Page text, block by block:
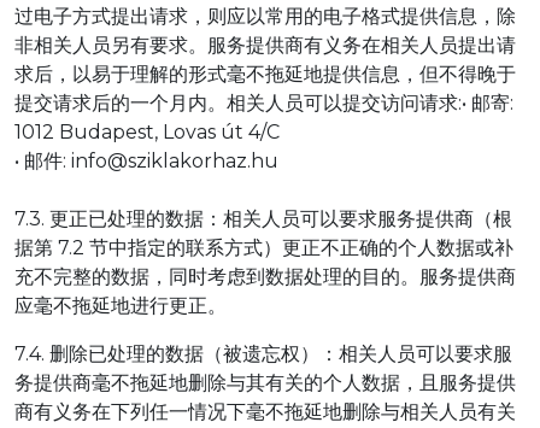
过电子方式提出请求，则应以常用的电子格式提供信息，除
非相关人员另有要求。服务提供商有义务在相关人员提出请
求后，以易于理解的形式毫不拖延地提供信息，但不得晚于
提交请求后的一个月内。相关人员可以提交访问请求:• 邮寄:
1012 Budapest, Lovas út 4/C
• 邮件: info@sziklakorhaz.hu
7.3. 更正已处理的数据：相关人员可以要求服务提供商（根
据第 7.2 节中指定的联系方式）更正不正确的个人数据或补
充不完整的数据，同时考虑到数据处理的目的。服务提供商
应毫不拖延地进行更正。
7.4. 删除已处理的数据（被遗忘权）：相关人员可以要求服
务提供商毫不拖延地删除与其有关的个人数据，且服务提供
商有义务在下列任一情况下毫不拖延地删除与相关人员有关